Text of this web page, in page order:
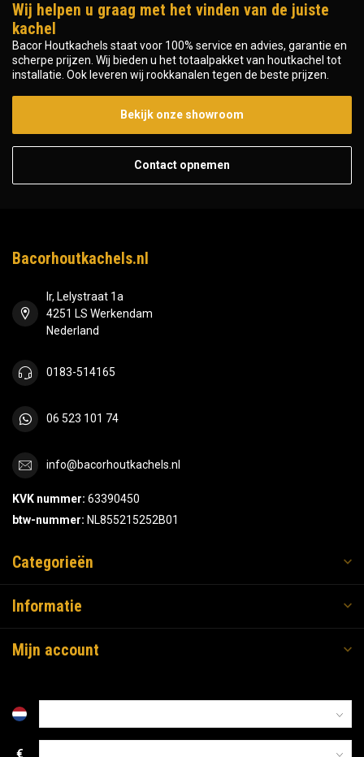
Wij helpen u graag met het vinden van de juiste
kachel
Bacor Houtkachels staat voor 100% service en advies, garantie en
scherpe prijzen. Wij bieden u het totaalpakket van houtkachel tot
installatie. Ook leveren wij rookkanalen tegen de beste prijzen.
Bekijk onze showroom
Contact opnemen
Bacorhoutkachels.nl
Ir, Lelystraat 1a
4251 LS Werkendam
Nederland
0183-514165
06 523 101 74
info@bacorhoutkachels.nl
KVK nummer: 63390450
btw-nummer: NL855215252B01
Categorieën
Informatie
Mijn account
€